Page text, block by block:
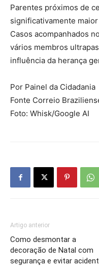
Parentes próximos de
significativamente
Casos acompanhados
vários membros
influência da herança
Por Painel da Cidadania
Fonte Correio
Foto: Whisk/Google AI
Artigo anterior
Como desmontar a
decoração de Natal com
segurança e evitar